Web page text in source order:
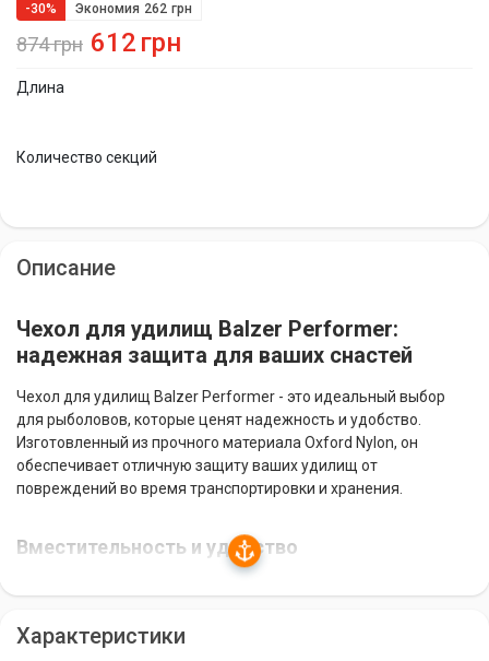
Длина
Количество секций
874грн
-30% Экономия 262 грн
612 грн
Описание
Чехол для удилищ Balzer Performer:
надежная защита для ваших снастей
Чехол для удилищ Balzer Performer - это идеальный выбор
для рыболовов, которые ценят надежность и удобство.
Изготовленный из прочного материала Oxford Nylon, он
обеспечивает отличную защиту ваших удилищ от
повреждений во время транспортировки и хранения.
Вместительность и удобство
предоставляет дополнительное место для хранения подсаки,
Характеристики